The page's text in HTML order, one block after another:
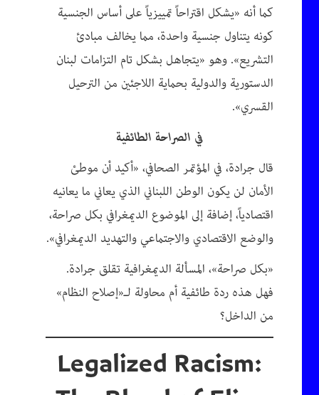
كما أنه «يشكل اقتراحاً تمييزياً على أساس الجنسية
كونه يتناول جنسية واحدة، مما يخالف مبادئ
التشريع». وهو «يتجاهل بشكل تام التزامات لبنان
الدستورية والدولية بحماية اللاجئين من الترحيل
القسري».
في الصراحة الطائفية
قال جرادة، في المؤتمر الصحافي، «أكيد أن موطئ
الأمان لن يكون الوطن اللبناني الذي يعاني ما يعانيه
اقتصادياً، إضافة إلى الموضوع الديمغرافي بكل صراحة،
والوضع الاقتصادي والاجتماعي والتهديد الديمغرافي».
«بكل صراحة»، المسألة الديمغرافية تقلق جرادة.
فهل هذه ردة طائفية أم محاولة لـ«إصلاح النظام»
من الداخل؟
Legalized Racism: